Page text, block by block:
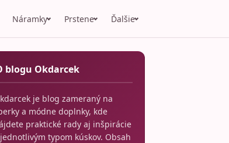
Náramky Prstene Ďalšie
blogu Okdarcek
je blog zameraný na
a módne doplnky, kde
praktické rady aj inšpirácie
typom kúskov. Obsah